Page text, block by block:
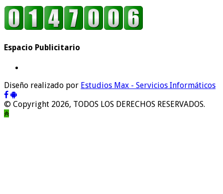
Espacio Publicitario
Diseño realizado por Estudios Max - Servicios Informáticos
© Copyright 2026, TODOS LOS DERECHOS RESERVADOS.